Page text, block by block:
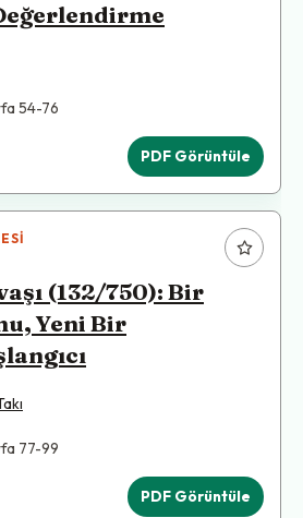
54-76
PDF Görüntüle
(132/750): Bir
Yeni Bir
77-99
PDF Görüntüle